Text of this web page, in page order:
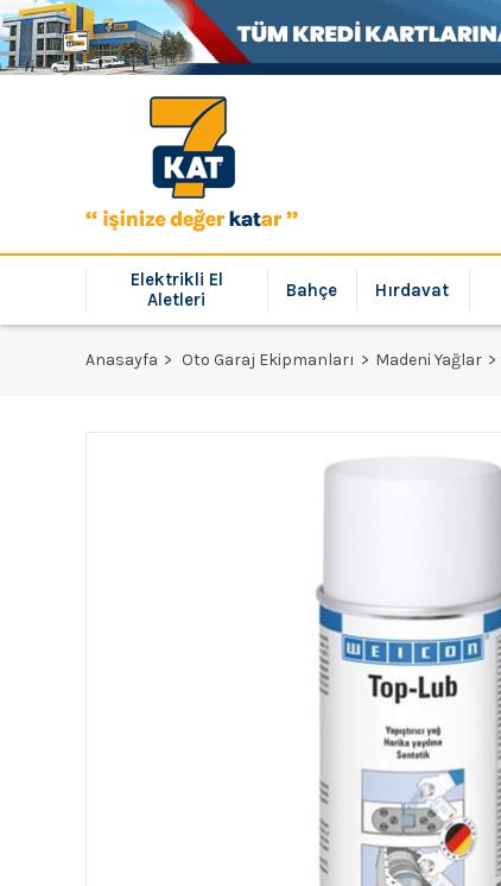
Elektrikli El
Aletleri
Bahçe Hırdavat
Anasayfa Oto Garaj Ekipmanları Madeni Yağlar